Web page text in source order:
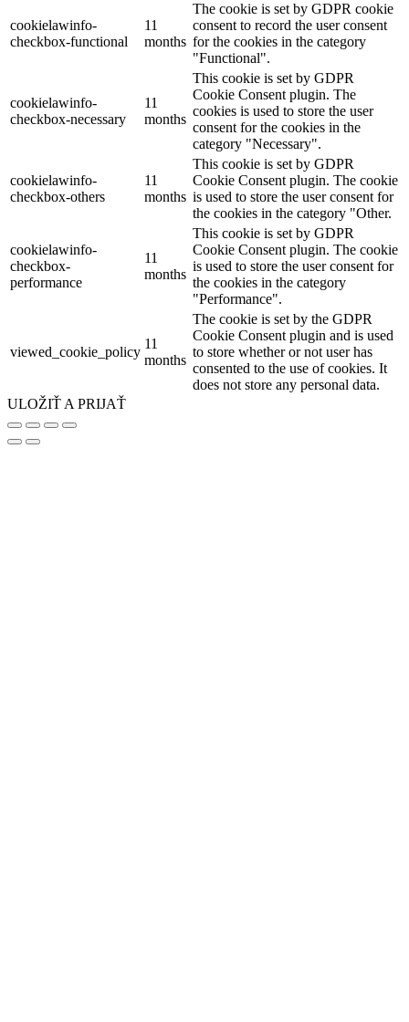
cookielawinfo-
checkbox-functional
11
months
The cookie is set by GDPR cookie
consent to record the user consent
for the cookies in the category
"Functional".
cookielawinfo-
checkbox-necessary
11
months
This cookie is set by GDPR
Cookie Consent plugin. The
cookies is used to store the user
consent for the cookies in the
category "Necessary".
cookielawinfo-
checkbox-others
11
months
This cookie is set by GDPR
Cookie Consent plugin. The cookie
is used to store the user consent for
the cookies in the category "Other.
cookielawinfo-
checkbox-
performance
11
months
This cookie is set by GDPR
Cookie Consent plugin. The cookie
is used to store the user consent for
the cookies in the category
"Performance".
viewed_cookie_policy
11
months
The cookie is set by the GDPR
Cookie Consent plugin and is used
to store whether or not user has
consented to the use of cookies. It
does not store any personal data.
ULOŽIŤ A PRIJAŤ